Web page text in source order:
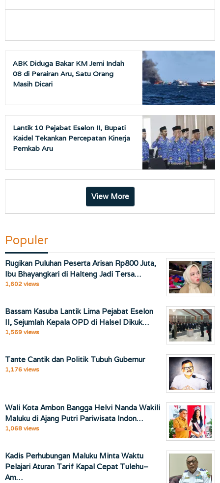
ABK Diduga Bakar KM Jemi Indah
08 di Perairan Aru, Satu Orang
Masih Dicari
Lantik 10 Pejabat Eselon II, Bupati
Kaidel Tekankan Percepatan Kinerja
Pemkab Aru
View More
Populer
Rugikan Puluhan Peserta Arisan Rp800 Juta,
Ibu Bhayangkari di Halteng Jadi Tersa…
1,602 views
Bassam Kasuba Lantik Lima Pejabat Eselon
II, Sejumlah Kepala OPD di Halsel Dikuk…
1,569 views
Tante Cantik dan Politik Tubuh Gubernur
1,176 views
Wali Kota Ambon Bangga Helvi Nanda Wakili
Maluku di Ajang Putri Pariwisata Indon…
1,068 views
Kadis Perhubungan Maluku Minta Waktu
Pelajari Aturan Tarif Kapal Cepat Tulehu–
Am…